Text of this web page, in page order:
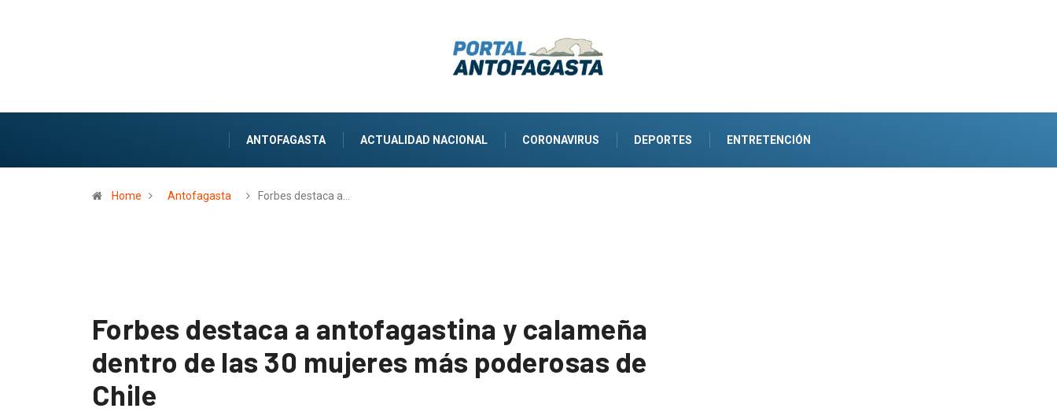
ANTOFAGASTA ACTUALIDAD NACIONAL CORONAVIRUS DEPORTES ENTRETENCIÓN
Home Antofagasta Forbes destaca a…
Forbes destaca a antofagastina y calameña
dentro de las 30 mujeres más poderosas de
Chile